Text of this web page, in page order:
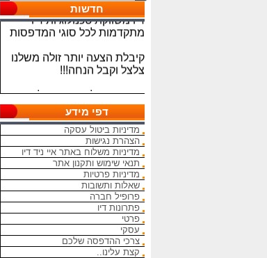
חדשות
דיו משווקת טכנולוגיות דיו
מתקדמות לכל סוגי המדפסות
צלצל וקבל הנחה!!!
בארץ בראשי הדיו והטונרים
התואמים, יש אפשרות למשלוח
מהיום להיום
המחירים באתר אינם סופיים,יש
הנחה על קניה כמותית פרטים
במרכז ההזמנות
מאמינים אך ורק ביחס אישי
הוגן ובהקשבה
ללקוחות.בזכותכם הצלחתנו
בכל שאלה עניין והתלבטות אין
דפי מידע
מדיניות ביטול עסקה
הצהרת נגישות
מדיניות משלוח באתר איי ניד דיו
תנאי שימוש ותקנון אתר
מדיניות פרטיות
שאלות ותשובות
פרופיל חברה
פתרונות דיו
פרטי
עסקי
צרכי ההדפסה שלכם
קצת עלינו..